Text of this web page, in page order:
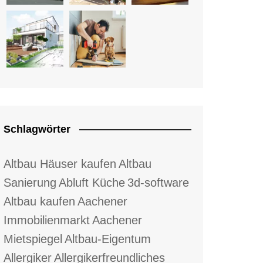
Schlagwörter
Altbau Häuser kaufen Altbau
Sanierung Abluft Küche 3d-software
Altbau kaufen Aachener
ImmobilienmarktAachener
Mietspiegel Altbau-Eigentum
AllergikerAllergikerfreundliches